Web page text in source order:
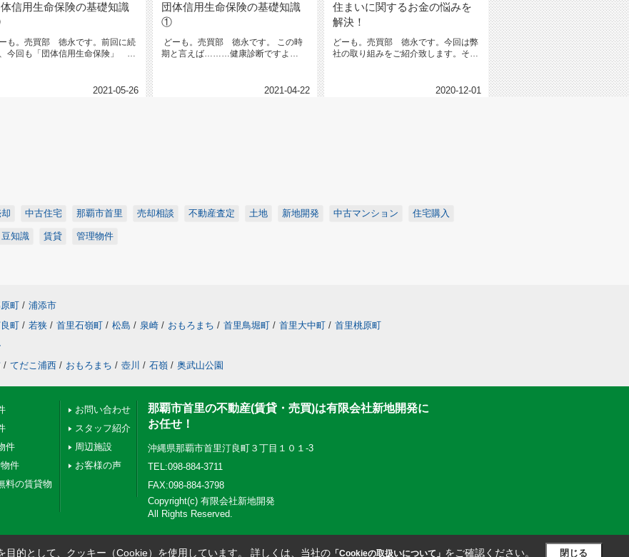
信用生命保険の基礎知識
も。売買部 徳永です。前回に続
今回も「団体信用生命保険」 団
2021-05-26
団体信用生命保険の基礎知識
①
どーも。売買部 徳永です。 この時
期と言えば………健康診断ですよ
2021-04-22
住まいに関するお金の悩みを
解決！
どーも。売買部 徳永です。今回は弊
社の取り組みをご紹介致します。それ
2020-12-01
中古住宅 那覇市首里 売却相談 不動産査定 土地 新地開発 中古マンション 住宅購入
豆知識 賃貸 管理物件
町 / 浦添市
町 / 若狭 / 首里石嶺町 / 松島 / 泉崎 / おもろまち / 首里鳥堀町 / 首里大中町 / 首里桃原町
/ てだこ浦西 / おもろまち / 壺川 / 石嶺 / 奥武山公園
件
件
料の賃貸物
お問い合わせ
スタッフ紹介
周辺施設
お客様の声
那覇市首里の不動産(賃貸・売買)は有限会社新地開発に
お任せ！
沖縄県那覇市首里汀良町３丁目１０１-3
TEL:098-884-3711
FAX:098-884-3798
Copyright(c) 有限会社新地開発
All Rights Reserved.
的として、クッキー（Cookie）を使用しています。 詳しくは、当社の「Cookieの取扱いについて」 をご確認ください。 閉じる